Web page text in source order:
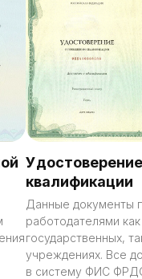
квалификации
Данные документы
работодателями
государственных,
учреждениях. Все
в систему ФИС